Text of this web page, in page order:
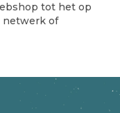
tot het op
netwerk of